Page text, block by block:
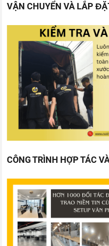
VẬN CHUYỂN VÀ LẮP
CÔNG TRÌNH HỢP TÁC